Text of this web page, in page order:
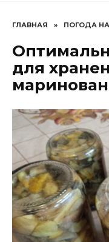
ГЛАВНАЯ » ПОГОДА
для